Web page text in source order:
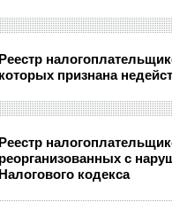
Реестр
которых признана
Реестр
реорганизованных с
Налогового кодекса